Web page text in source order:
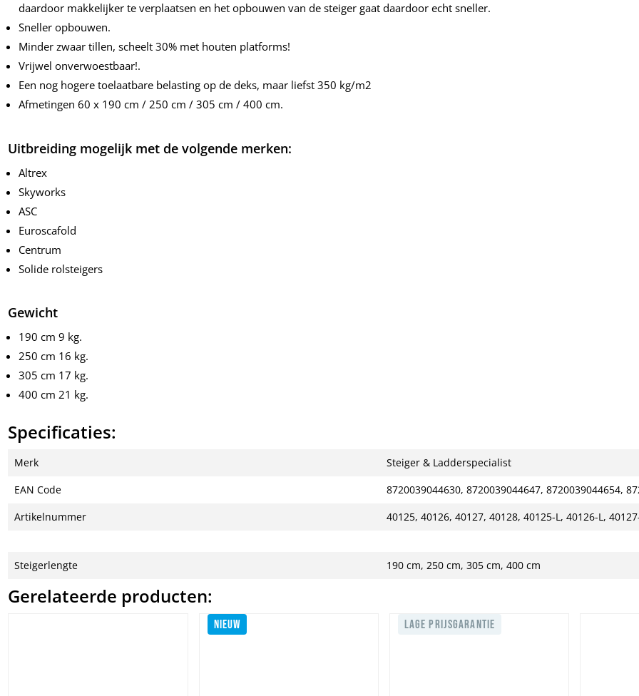
daardoor makkelijker te verplaatsen en het opbouwen van de steiger gaat daardoor echt sneller.
Sneller opbouwen.
Minder zwaar tillen, scheelt 30% met houten platforms!
Vrijwel onverwoestbaar!.
Een nog hogere toelaatbare belasting op de deks, maar liefst 350 kg/m2
Afmetingen 60 x 190 cm / 250 cm / 305 cm / 400 cm.
Uitbreiding mogelijk met de volgende merken:
Altrex
Skyworks
ASC
Euroscafold
Centrum
Solide rolsteigers
Gewicht
190 cm 9 kg.
250 cm 16 kg.
305 cm 17 kg.
400 cm 21 kg.
Specificaties:
Merk Steiger & Ladderspecialist
EAN Code 8720039044630, 8720039044647, 8720039044654,
Artikelnummer 40125, 40126, 40127, 40128, 40125-L, 40126-L,
Steigerlengte 190 cm, 250 cm, 305 cm, 400 cm
Gerelateerde producten:
NIEUW LAGE PRIJSGARANTIE